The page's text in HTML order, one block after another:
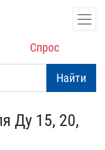
Спрос
Найти
Ду ​15, 20,